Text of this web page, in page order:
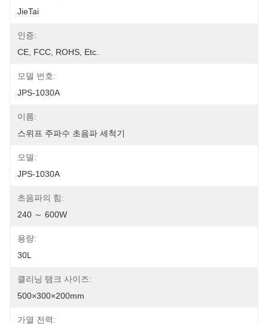
JieTai
인증:
CE, FCC, ROHS, Etc.
모델 번호:
JPS-1030A
이름:
스위프 주파수 초음파 세척기
모델:
JPS-1030A
초음파의 힘:
240 ～ 600W
용량:
30L
클리닝 탬크 사이즈:
500×300×200mm
가열 전력: